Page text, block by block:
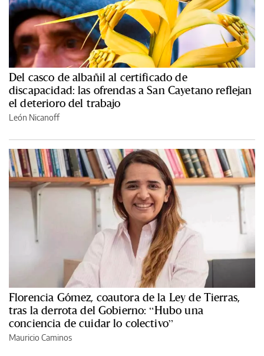
Del casco de albañil al certificado de
discapacidad: las ofrendas a San Cayetano reflejan
el deterioro del trabajo
León Nicanoff
Florencia Gómez, coautora de la Ley de Tierras,
tras la derrota del Gobierno: “Hubo una
conciencia de cuidar lo colectivo”
Mauricio Caminos